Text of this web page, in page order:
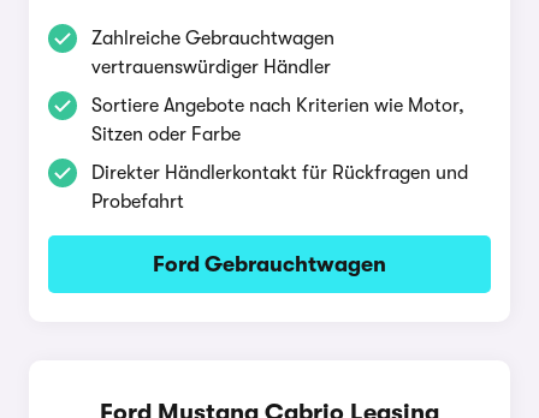
Zahlreiche Gebrauchtwagen
vertrauenswürdiger Händler
Sortiere Angebote nach Kriterien wie Motor,
Sitzen oder Farbe
Direkter Händlerkontakt für Rückfragen und
Probefahrt
Ford Gebrauchtwagen